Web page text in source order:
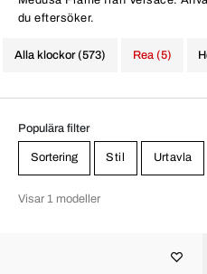
du eftersöker.
Alla klockor (573) Rea (5)
Populära filter
Sortering Stil Urtavla
Visar 1 modeller